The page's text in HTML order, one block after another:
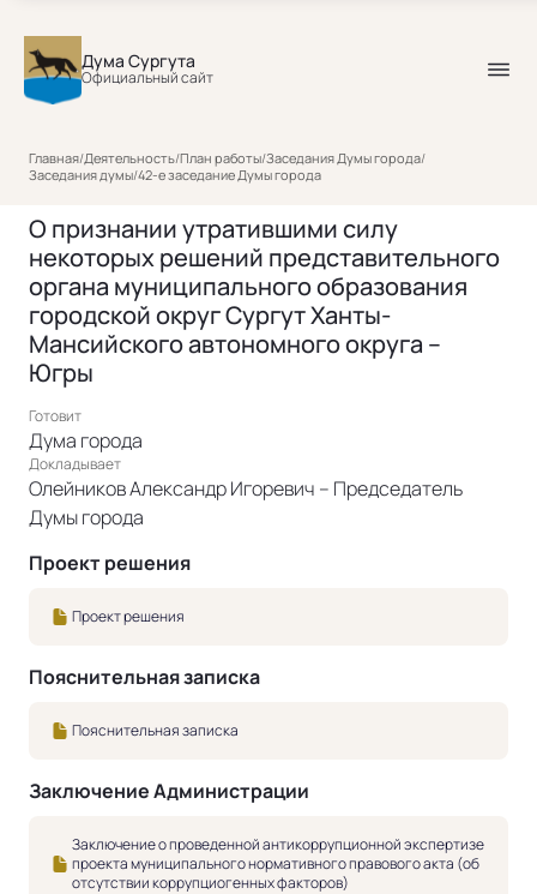
Дума Сургута
Официальный сайт
Главная/Деятельность/План работы/Заседания Думы города/
Заседания думы/42-е заседание Думы города
О признании утратившими силу
некоторых решений представительного
органа муниципального образования
городской округ Сургут Ханты-
Мансийского автономного округа –
Югры
Готовит
Дума города
Докладывает
Олейников Александр Игоревич – Председатель
Думы города
Проект решения
Проект решения
Пояснительная записка
Пояснительная записка
Заключение Администрации
Заключение о проведенной антикоррупционной экспертизе
проекта муниципального нормативного правового акта (об
отсутствии коррупциогенных факторов)